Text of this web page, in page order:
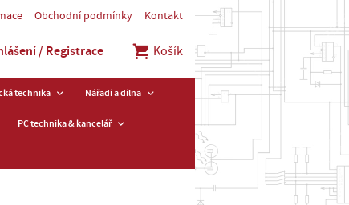
Obchodní podmínky Kontakt
/ Registrace Košík
technika Nářadí a dílna
PC technika & kancelář